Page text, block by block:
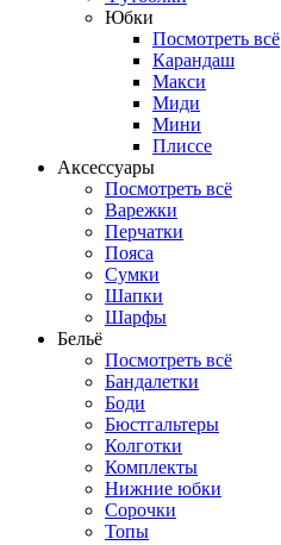
Юбки
Посмотреть всё
Карандаш
Макси
Миди
Мини
Плиссе
Аксессуары
Посмотреть всё
Варежки
Перчатки
Пояса
Сумки
Шапки
Шарфы
Бельё
Посмотреть всё
Бандалетки
Боди
Бюстгальтеры
Колготки
Комплекты
Нижние юбки
Сорочки
Топы